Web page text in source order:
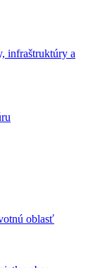
infraštruktúry a
oblasť